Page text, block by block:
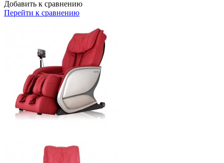
Добавить к сравнению
Перейти к сравнению